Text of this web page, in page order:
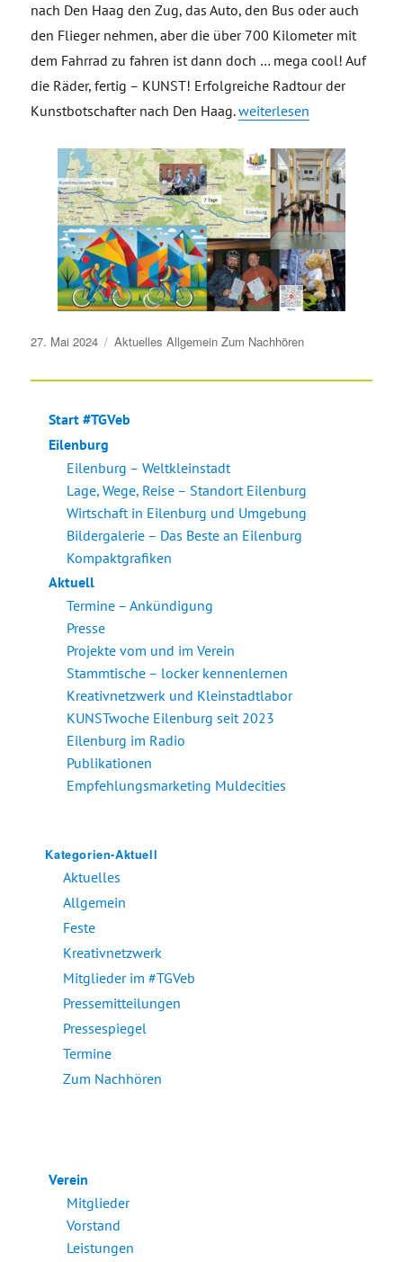
nach Den Haag den Zug, das Auto, den Bus oder auch
den Flieger nehmen, aber die über 700 Kilometer mit
dem Fahrrad zu fahren ist dann doch … mega cool! Auf
die Räder, fertig – KUNST! Erfolgreiche Radtour der
Kunstbotschafter nach Den Haag.„Auf die Räder, fertig –
weiterlesen
Veröffentlicht
27. Mai 2024 Aktuelles Allgemein Zum Nachhören
Start #TGVeb
Eilenburg
Eilenburg – Weltkleinstadt
Lage, Wege, Reise – Standort Eilenburg
Wirtschaft in Eilenburg und Umgebung
Bildergalerie – Das Beste an Eilenburg
Kompaktgrafiken
Aktuell
Termine – Ankündigung
Presse
Projekte vom und im Verein
Stammtische – locker kennenlernen
Kreativnetzwerk und Kleinstadtlabor
KUNSTwoche Eilenburg seit 2023
Eilenburg im Radio
Publikationen
Empfehlungsmarketing Muldecities
Kategorien-Aktuell
Aktuelles
Allgemein
Feste
Kreativnetzwerk
Mitglieder im #TGVeb
Pressemitteilungen
Pressespiegel
Termine
Zum Nachhören
Verein
Mitglieder
Vorstand
Leistungen